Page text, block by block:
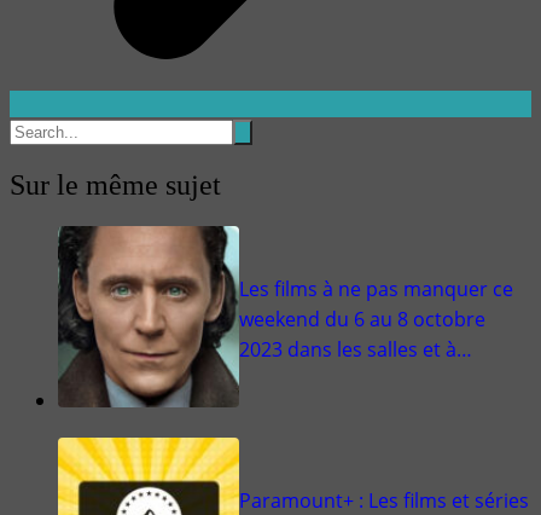
Sur le même sujet
Les films à ne pas manquer ce
weekend du 6 au 8 octobre
2023 dans les salles et à…
Paramount+ : Les films et séries